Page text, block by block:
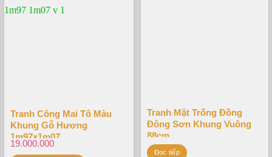
Tranh Công Mai Tô Màu
Khung Gỗ Hương
1m97x1m07
19.000.000
Tranh Mặt Trống Đồng
Đông Sơn Khung Vuông
88cm
Đọc tiếp